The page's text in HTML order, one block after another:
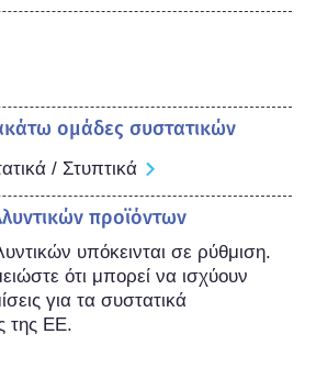
ομάδες συστατικών
/ Στυπτικά
προϊόντων
υπόκεινται σε ρύθμιση.
ότι μπορεί να ισχύουν
για τα συστατικά
της ΕΕ.